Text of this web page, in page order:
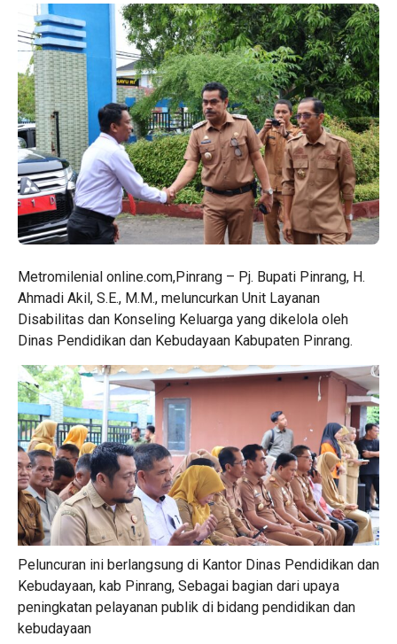
Metromilenial online.com,Pinrang – Pj. Bupati Pinrang, H.
Ahmadi Akil, S.E., M.M., meluncurkan Unit Layanan
Disabilitas dan Konseling Keluarga yang dikelola oleh
Dinas Pendidikan dan Kebudayaan Kabupaten Pinrang.
Peluncuran ini berlangsung di Kantor Dinas Pendidikan dan
Kebudayaan, kab Pinrang, Sebagai bagian dari upaya
peningkatan pelayanan publik di bidang pendidikan dan
kebudayaan